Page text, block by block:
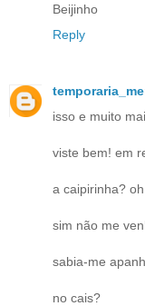
Beijinho
Reply
isso e muito
viste bem! em
a caipirinha?
sim não me
sabia-me
no cais?